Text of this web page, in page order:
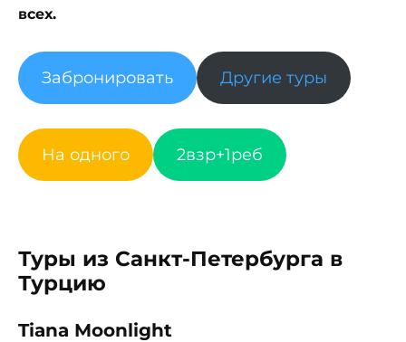
всех.
Забронировать Другие туры
На одного 2взр+1реб
Туры из Санкт-Петербурга в
Турцию
Tiana Moonlight